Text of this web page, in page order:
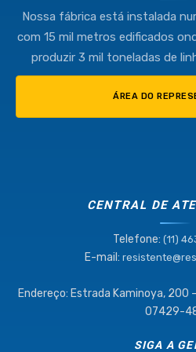
Nossa fábrica está instalada
com 15 mil metros edificados
produzir 3 mil toneladas de
ÁREA DO
CENTRAL DE
Telefone: (11)
E-mail:
Endereço: Estrada Kaminoya, 200
07429-
SIGA A